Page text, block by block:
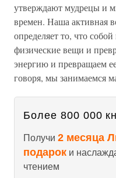
утверждают мудрецы и
времен. Наша активная
определяет то, что
физические вещи и
энергию и превращаем
говоря, мы занимаемся
Более 800 000
Получи 2 месяца
подарок и
чтением